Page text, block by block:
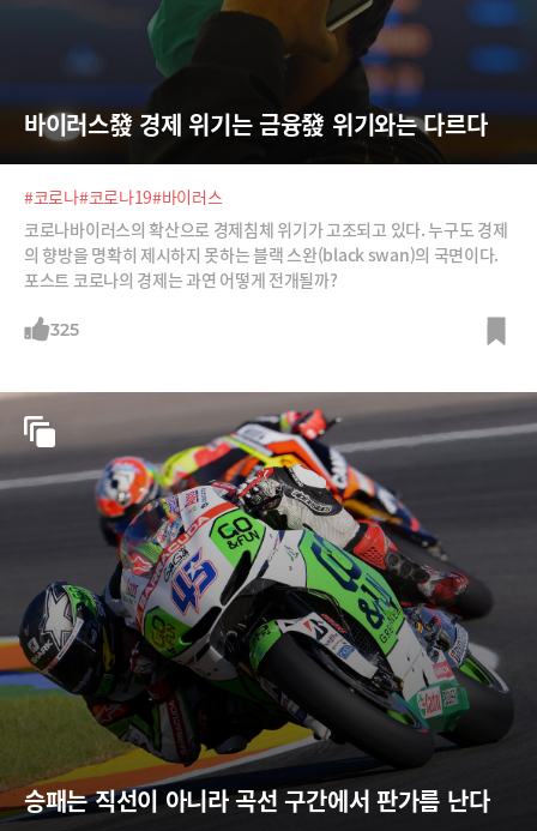
바이러스發 경제 위기는 금융發 위기와는 다르다
#코로나#코로나19#바이러스
코로나바이러스의 확산으로 경제침체 위기가 고조되고 있다. 누구도 경제
의 향방을 명확히 제시하지 못하는 블랙 스완(black swan)의 국면이다.
포스트 코로나의 경제는 과연 어떻게 전개될까?
325
승패는 직선이 아니라 곡선 구간에서 판가름 난다